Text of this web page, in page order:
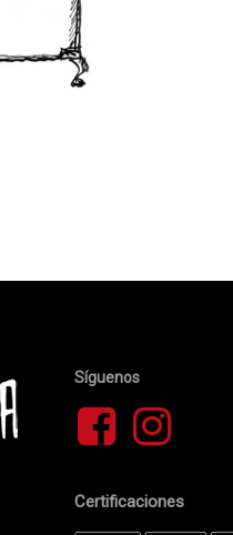
Síguenos
Certificaciones